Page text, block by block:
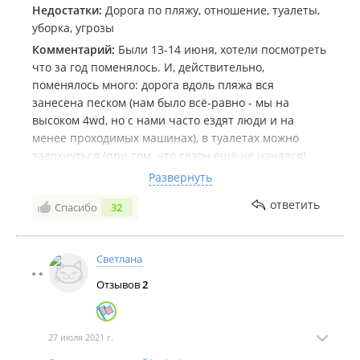
Недостатки: Дорога по пляжу, отношение, туалеты,
уборка, угрозы
Комментарий: Были 13-14 июня, хотели посмотреть
что за год поменялось. И, действительно,
поменялось много: дорога вдоль пляжа вся
занесена песком (нам было всё-равно - мы на
высоком 4wd, но с нами часто ездят люди и на
менее проходимых машинах), в туалетах можно
задохнуться (при том, что сезон ещё не начался),
администрации нет, только "охрана". Когда
приехали - слышали разговор велосипедистов,
которые хотели проехать в другую часть пляжа
"охранника" который врал им о том, что и в ту
сторону тоже их территория, выгоняя их чуть ли не
давали. Выезжая остановились на "временной
парковке" ДО верёвки подкачать колёса и тут
Развернуть
Спасибо 32 ответить
Светлана
Отзывов2
27 июля 2021 г.